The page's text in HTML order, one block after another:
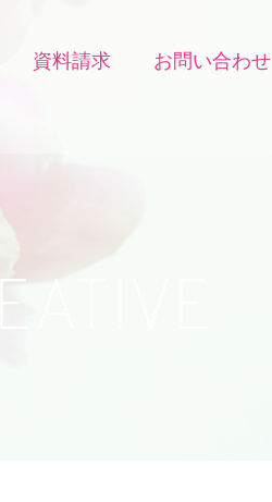
資料請求 お問い合わせ